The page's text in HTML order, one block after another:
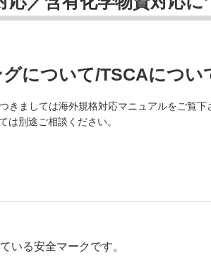
について/TSCAについ
きましては海外規格対応マニュアルをご覧下
は別途ご相談ください。
いる安全マークです。